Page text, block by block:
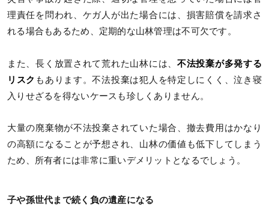
理責任を問われ、ケガ人が出た場合には、損害賠償を請求さ
れる場合もあるため、定期的な山林管理は不可欠です。
また、長く放置されて荒れた山林には、 不法投棄が多発する
リスク もあります。不法投棄は犯人を特定しにくく、泣き寝
入りせざるを得ないケースも珍しくありません。
大量の廃棄物が不法投棄されていた場合、撤去費用はかなり
の高額になることが予想され、山林の価値も低下してしまう
ため、所有者には非常に重いデメリットとなるでしょう。
子や孫世代まで続く負の遺産になる